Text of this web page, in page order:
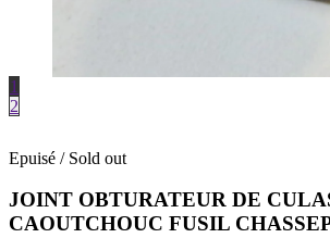
1
2
Epuisé / Sold out
JOINT OBTURATEUR DE
CAOUTCHOUC FUSIL